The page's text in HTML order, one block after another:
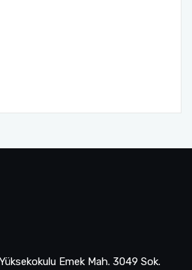
Emek Mah. 3049 Sok.